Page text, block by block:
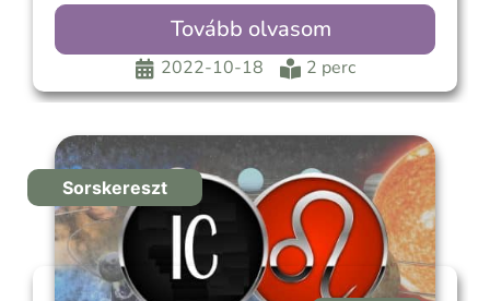
mint a többi testvérrel szemben, vagy a
tökéletességet követelték tőled. Olyan
környezetben is felnőhettél, amely nagyon
merev, strukturált, és nem volt sok hely az
Tovább olvasom
2022-10-18 2 perc
Sorskereszt